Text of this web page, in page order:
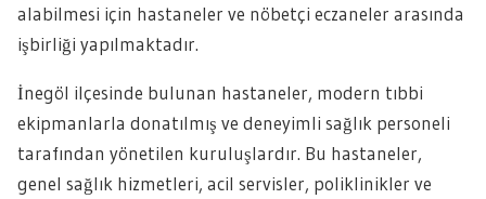
alabilmesi için hastaneler ve nöbetçi eczaneler arasında
işbirliği yapılmaktadır.
İnegöl ilçesinde bulunan hastaneler, modern tıbbi
ekipmanlarla donatılmış ve deneyimli sağlık personeli
tarafından yönetilen kuruluşlardır. Bu hastaneler,
genel sağlık hizmetleri, acil servisler, poliklinikler ve